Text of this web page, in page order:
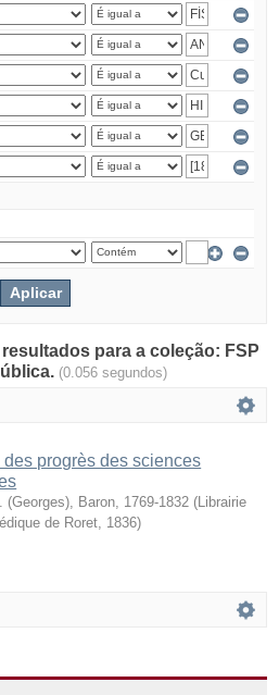
para a coleção: FSP
(0.056 segundos)
des progrès des sciences
(Georges), Baron, 1769-1832 ( Librairie
de Roret 1836)